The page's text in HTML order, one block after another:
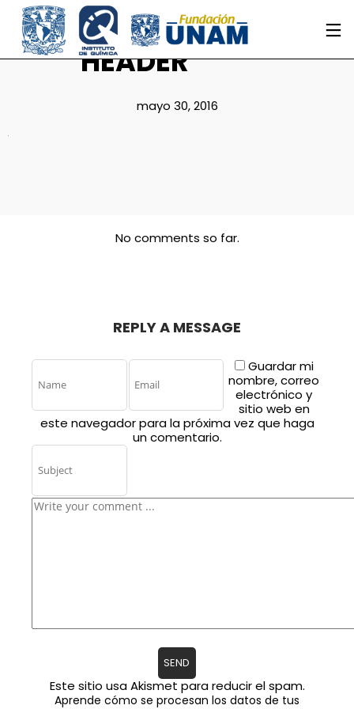
HEADER
mayo 30, 2016
No comments so far.
REPLY A MESSAGE
Guardar mi
nombre, correo
electrónico y
sitio web en
este navegador para la próxima vez que haga
un comentario.
Este sitio usa Akismet para reducir el spam.
Aprende cómo se procesan los datos de tus